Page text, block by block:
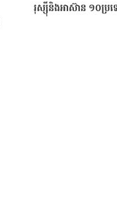
រុស្ស៊ីនិងអាស៊ាន ១០ប្រ